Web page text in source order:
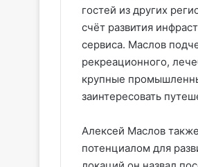
гостей из других
счёт развития
сервиса. Маслов
рекреационного,
крупные
заинтересовать
Алексей Маслов
потенциалом для